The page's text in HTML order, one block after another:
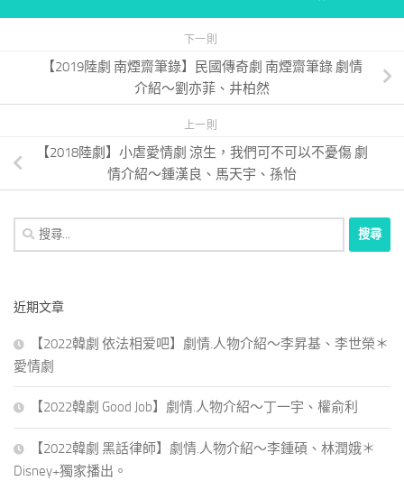
下一則
【2019陸劇 南煙齋筆錄】民國傳奇劇 南煙齋筆錄 劇情
介紹～劉亦菲、井柏然
上一則
【2018陸劇】小虐愛情劇 涼生，我們可不可以不憂傷 劇
情介紹～鍾漢良、馬天宇、孫怡
搜
尋
字:
近期文章
【2022韓劇 依法相爱吧】劇情.人物介紹～李昇基、李世榮＊
愛情劇
【2022韓劇 Good Job】劇情.人物介紹～丁一宇、權俞利
【2022韓劇 黑話律師】劇情.人物介紹～李鍾碩、林潤娥＊
Disney+獨家播出。